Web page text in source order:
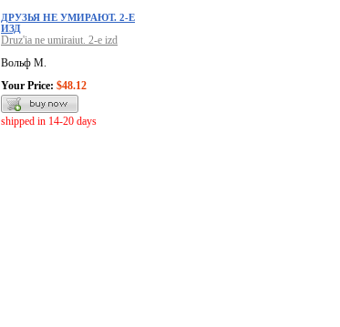
ДРУЗЬЯ НЕ УМИРАЮТ. 2-Е
ИЗД
Druz'ia ne umiraiut. 2-e izd
Вольф М.
Your Price: $48.12
shipped in 14-20 days